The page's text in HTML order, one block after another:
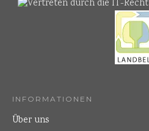
INFORMATIONEN
Über uns